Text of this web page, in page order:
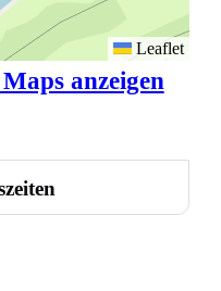
Leaflet
anzeigen